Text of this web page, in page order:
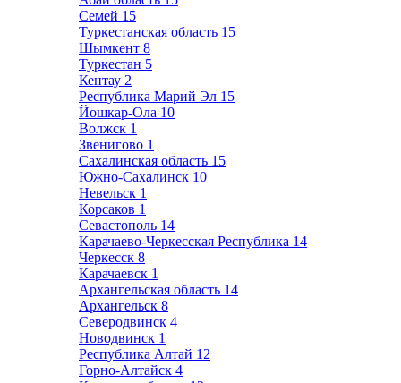
Семей 15
Туркестанская область 15
Шымкент 8
Туркестан 5
Кентау 2
Республика Марий Эл 15
Йошкар-Ола 10
Волжск 1
Звенигово 1
Сахалинская область 15
Южно-Сахалинск 10
Невельск 1
Корсаков 1
Севастополь 14
Карачаево-Черкесская Республика 14
Черкесск 8
Карачаевск 1
Архангельская область 14
Архангельск 8
Северодвинск 4
Новодвинск 1
Республика Алтай 12
Горно-Алтайск 4